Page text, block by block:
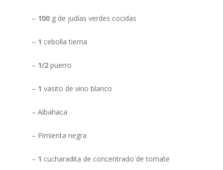
– 100 g de judías verdes cocidas
– 1 cebolla tierna
– 1/2 puerro
– 1 vasito de vino blanco
– Albahaca
– Pimienta negra
– 1 cucharadita de concentrado de tomate